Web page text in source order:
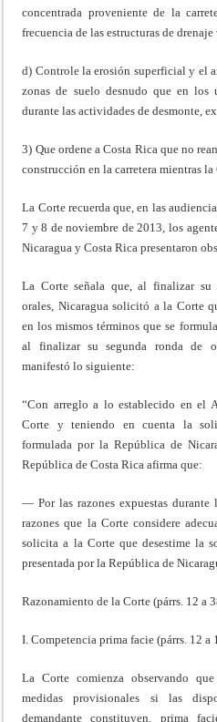
concentrada proveniente de la
frecuencia de las estructuras de
d) Controle la erosión superficial y el
zonas de suelo desnudo que en los
durante las actividades de desmonte,
3) Que ordene a Costa Rica que no
construcción en la carretera mientras la
La Corte recuerda que, en las
7 y 8 de noviembre de 2013, los
Nicaragua y Costa Rica presentaron
La Corte señala que, al finalizar su
orales, Nicaragua solicitó a la Corte
en los mismos términos que se
al finalizar su segunda ronda de
manifestó lo siguiente:
“Con arreglo a lo establecido en el
Corte y teniendo en cuenta la
formulada por la República de
República de Costa Rica afirma que:
— Por las razones expuestas durante
razones que la Corte considere
solicita a la Corte que desestime la
presentada por la República de
Razonamiento de la Corte (párrs. 12 a
I. Competencia prima facie (párrs. 12 a
La Corte comienza observando
medidas provisionales si las
demandante constituyen, prima